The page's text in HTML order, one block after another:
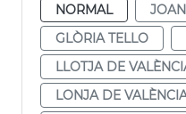
NORMAL
GLÒRIA TELLO
LLOTJA DE
LONJA DE